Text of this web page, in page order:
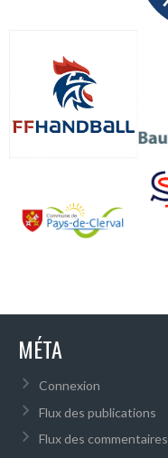
MÉTA
Connexion
Flux des publications
Flux des commentaires